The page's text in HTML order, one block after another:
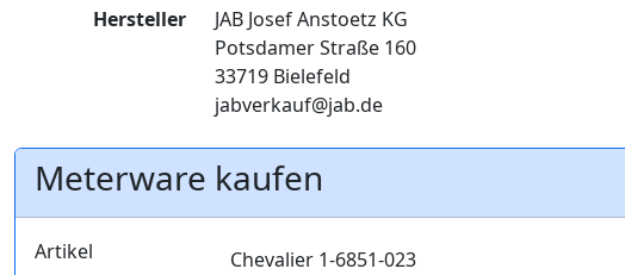
Hersteller
JAB Josef Anstoetz KG
Potsdamer Straße 160
33719 Bielefeld
jabverkauf@jab.de
Meterware kaufen
Artikel Chevalier 1-6851-023